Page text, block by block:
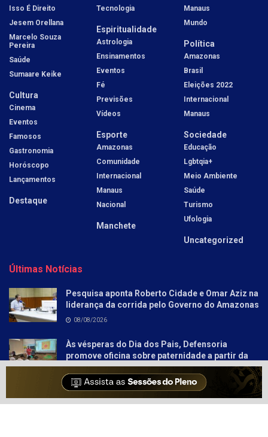
Isso É Direito
Jesem Orellana
Marcelo Souza
Pereira
Saúde
Sumaare Keike
Cultura
Cinema
Eventos
Famosos
Gastronomia
Horóscopo
Lançamentos
Destaque
Tecnologia
Espiritualidade
Astrologia
Ensinamentos
Eventos
Fé
Previsões
Vídeos
Esporte
Amazonas
Comunidade
Internacional
Manaus
Nacional
Manchete
Manaus
Mundo
Política
Amazonas
Brasil
Eleições 2022
Internacional
Manaus
Sociedade
Educação
Lgbtqia+
Meio Ambiente
Saúde
Turismo
Ufologia
Uncategorized
Últimas Notícias
Pesquisa aponta Roberto Cidade e Omar Aziz na
liderança da corrida pelo Governo do Amazonas
08/08/2026
Às vésperas do Dia dos Pais, Defensoria
promove oficina sobre paternidade a partir da
literatura para socioeducandos
08/08/2026